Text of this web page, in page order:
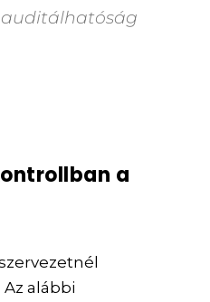
auditálhatóság
a
alábbi